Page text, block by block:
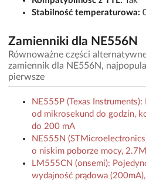
Stabilność temperaturowa:
Zamienniki dla NE556N
Równoważne części
zamiennik dla NE556N,
pierwsze
NE555P (Texas
od mikrosekund do godzin,
do 200 mA
NE555N
o niskim poborze mocy,
LM555CN (onsemi):
wydajność prądowa